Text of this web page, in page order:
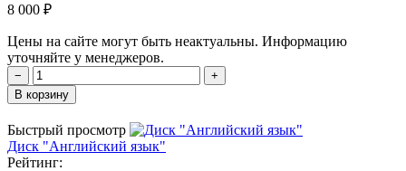
8 000 ₽
Цены на сайте могут быть неактуальны. Информацию
уточняйте у менеджеров.
−
+
В корзину
Быстрый просмотр
Диск "Английский язык"
Рейтинг: